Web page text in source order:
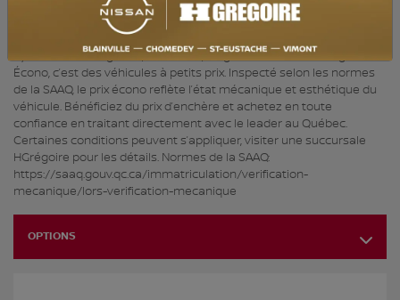
BAS KILOMÉTRAGE, Caméra de recul, Ensemble audio premium,
Système de navigation, Bluetooth, Sièges Chauffants HGrégoire
Écono, c’est des véhicules à petits prix. Inspecté selon les normes
de la SAAQ, le prix écono reflète l’état mécanique et esthétique du
véhicule. Bénéficiez du prix d’enchère et achetez en toute
confiance en traitant directement avec le leader au Québec.
Certaines conditions peuvent s’appliquer, visiter une succursale
HGrégoire pour les détails. Normes de la SAAQ:
https://saaq.gouv.qc.ca/immatriculation/verification-
mecanique/lors-verification-mecanique
OPTIONS